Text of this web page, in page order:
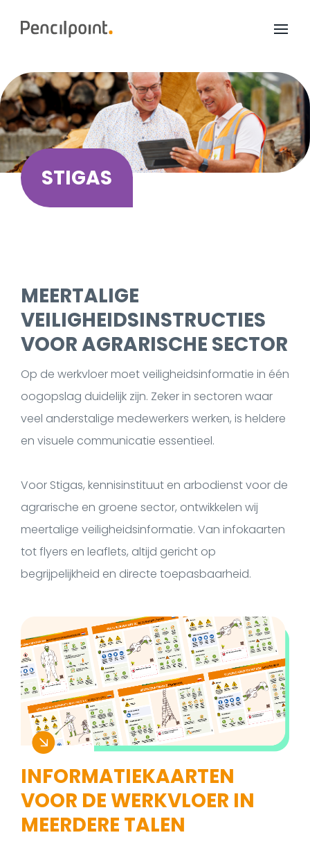
Home
Diensten
Portfolio
Over ons
STIGAS
MEERTALIGE
VEILIGHEIDSINSTRUCTIES
VOOR AGRARISCHE SECTOR
Op de werkvloer moet veiligheidsinformatie in één
oogopslag duidelijk zijn. Zeker in sectoren waar
veel anderstalige medewerkers werken, is heldere
en visuele communicatie essentieel.
Voor Stigas, kennisinstituut en arbodienst voor de
agrarische en groene sector, ontwikkelen wij
meertalige veiligheidsinformatie. Van infokaarten
tot flyers en leaflets, altijd gericht op
begrijpelijkheid en directe toepasbaarheid.
INFORMATIEKAARTEN
VOOR DE WERKVLOER IN
MEERDERE TALEN